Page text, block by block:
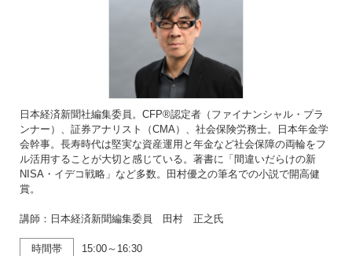
日本経済新聞社編集委員。CFP®認定者（ファイナンシャル・プラ
ンナー）、証券アナリスト（CMA）、社会保険労務士。日本年金学
会幹事。長寿時代は堅実な資産運用と年金など社会保障の両輪をフ
ル活用することが大切と感じている。著書に「間違いだらけの新
NISA・イデコ戦略」など多数。田村優之の筆名での小説で開高健
賞。
講師：日本経済新聞編集委員 田村 正之氏
時間帯 15:00～16:30